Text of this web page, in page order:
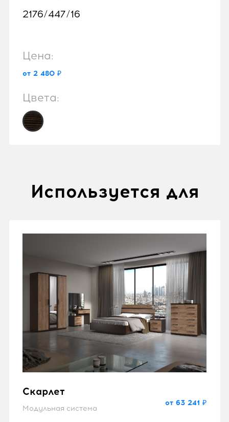
2176/447/16
Цена:
от 2 480 ₽
Цвета:
Используется для
Скарлет
Модульная система
от 63 241 ₽